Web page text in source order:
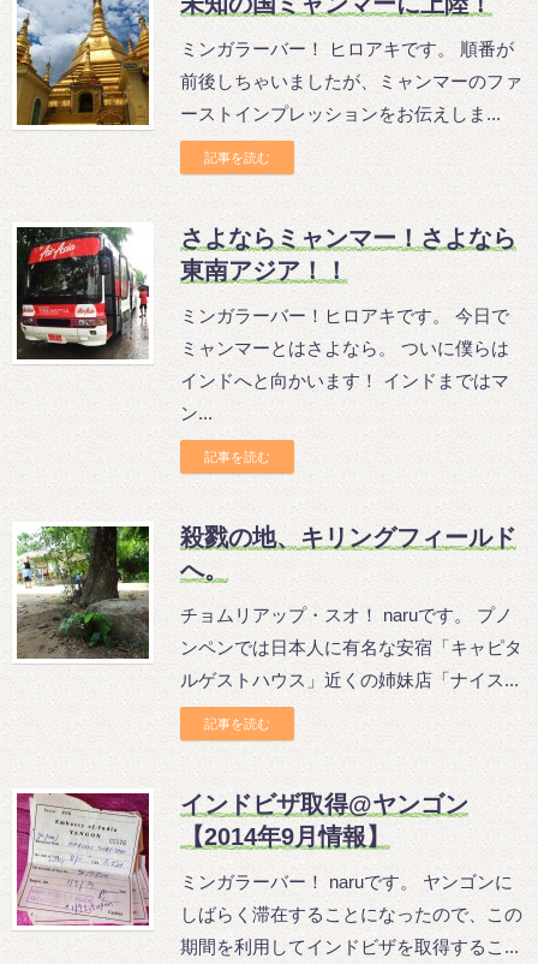
ミンガラーバー！ ヒロアキです。 順番が
前後しちゃいましたが、ミャンマーのファ
ーストインプレッションをお伝えしま...
記事を読む
さよならミャンマー！さよなら
東南アジア！！
ミンガラーバー！ヒロアキです。 今日で
ミャンマーとはさよなら。 ついに僕らは
インドへと向かいます！ インドまではマ
ン...
記事を読む
殺戮の地、キリングフィールド
へ。
チョムリアップ・スオ！ naruです。 プノ
ンペンでは日本人に有名な安宿「キャピタ
ルゲストハウス」近くの姉妹店「ナイス...
記事を読む
インドビザ取得@ヤンゴン
【2014年9月情報】
ミンガラーバー！ naruです。 ヤンゴンに
しばらく滞在することになったので、この
期間を利用してインドビザを取得するこ...